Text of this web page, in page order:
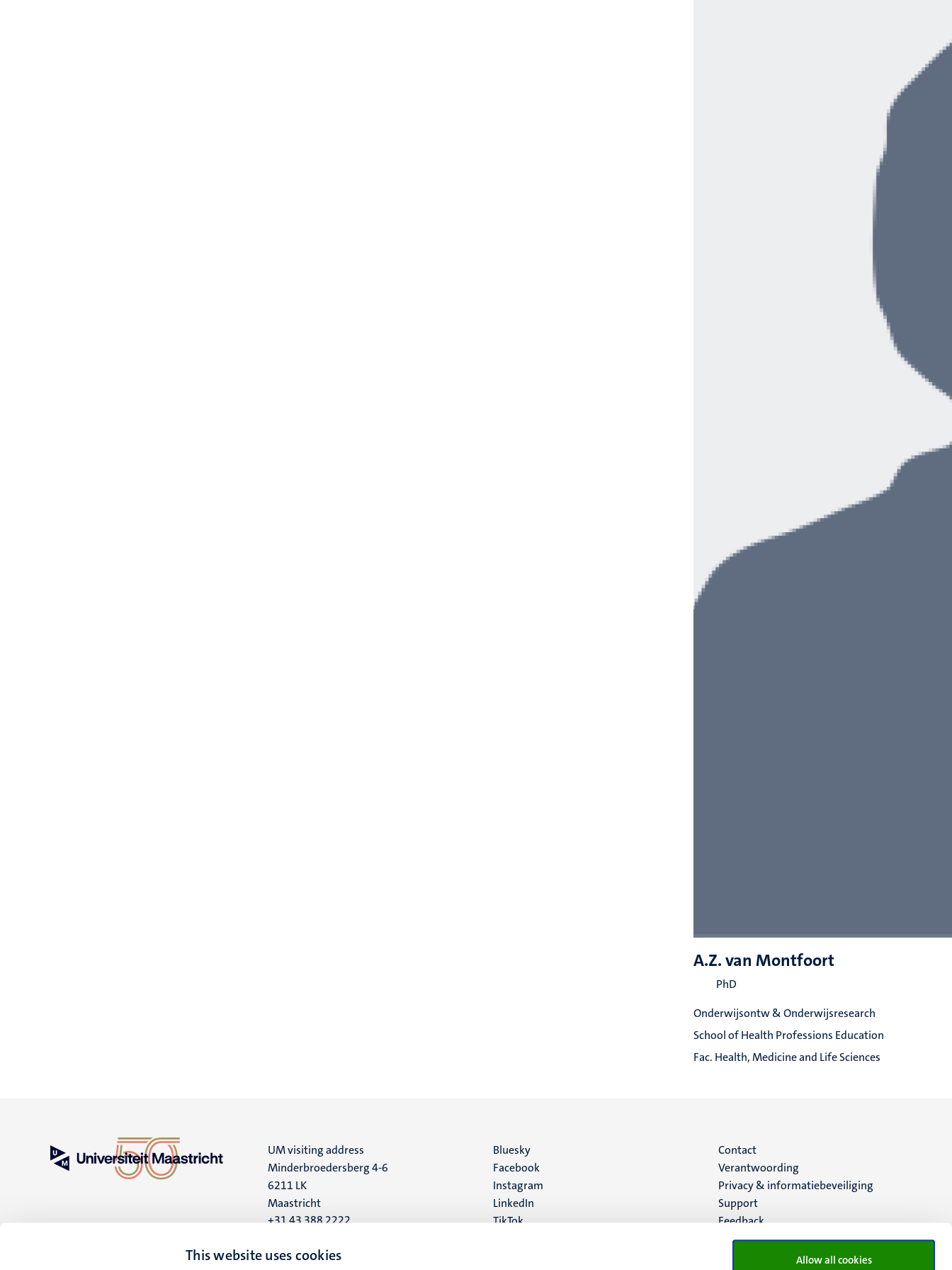
This website uses cookies Allow all cookies
A.Z. van Montfoort
PhD
Onderwijsontw & Onderwijsresearch
School of Health Professions Education
Fac. Health, Medicine and Life Sciences
UM visiting address
Minderbroedersberg 4-6
6211 LK
Maastricht
+31 43 388 2222
UM postal address
Social
media
Bluesky
Facebook
Instagram
LinkedIn
TikTok
Menu
footer
(NL)
Contact
Verantwoording
Privacy & informatiebeveiliging
Support
Feedback